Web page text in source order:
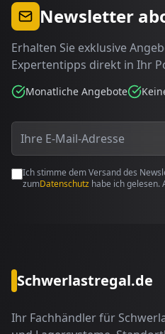
Newsletter
Erhalten Sie exklusive
Expertentipps direkt in Ihr
Monatliche Angebote
Ich stimme dem Versand des
zumDatenschutz habe ich gelesen.
Schwerlastregal.de
Ihr Fachhändler für